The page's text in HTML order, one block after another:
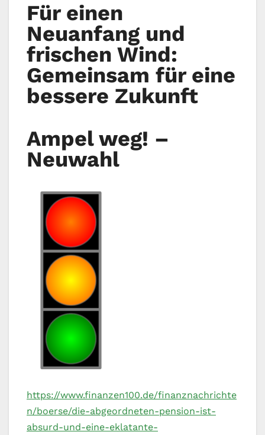
Für einen
Neuanfang und
frischen Wind:
Gemeinsam für eine
bessere Zukunft
Ampel weg! –
Neuwahl
https://www.finanzen100.de/finanznachrichte
n/boerse/die-abgeordneten-pension-ist-
absurd-und-eine-eklatante-